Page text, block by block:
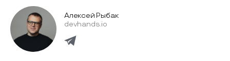
Алексей Рыбак
devhands.io